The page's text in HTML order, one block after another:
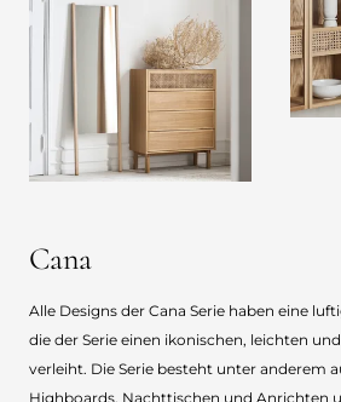
Cana
Alle Designs der Cana Serie haben eine
die der Serie einen ikonischen, leichten
verleiht. Die Serie besteht unter anderem
Highboards, Nachttischen und Anrichten